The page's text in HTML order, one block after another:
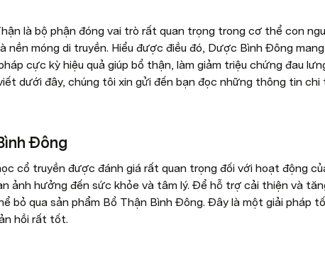
là bộ phận đóng vai trò rất quan trọng trong cơ thể con
nền móng di truyền. Hiểu được điều đó, Dược Bình Đông
cực kỳ hiệu quả giúp bổ thận, làm giảm triệu chứng đau
dưới đây, chúng tôi xin gửi đến bạn đọc những thông tin
Đông
cổ truyền được đánh giá rất quan trọng đối với hoạt động
ảnh hưởng đến sức khỏe và tâm lý. Để hỗ trợ cải thiện và
bỏ qua sản phẩm Bổ Thận Bình Đông. Đây là một giải pháp
hồi rất tốt.